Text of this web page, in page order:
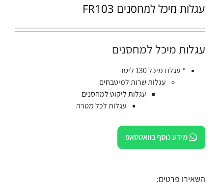
עגלות מיכל למחסנים FR103
עגלות מיכל למחסנים
* עגלת מיכל 130 ליטר
עגלות שרות למיטבחים
עגלות ליקוט למחסנים
עגלות לכל מטרה
מידע נוסף בוואטסאפ
השאירו פרטים: